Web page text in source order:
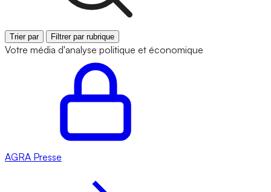
Trier par Filtrer par rubrique
Votre média d'analyse politique et économique
AGRA Presse